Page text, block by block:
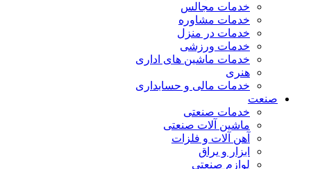
خدمات مجالس
خدمات مشاوره
خدمات در منزل
خدمات ورزشی
خدمات ماشین های اداری
هنری
خدمات مالی و حسابداری
صنعت
خدمات صنعتی
ماشین آلات صنعتی
آهن آلات و فلزات
ابزار و یراق
لوازم صنعتی